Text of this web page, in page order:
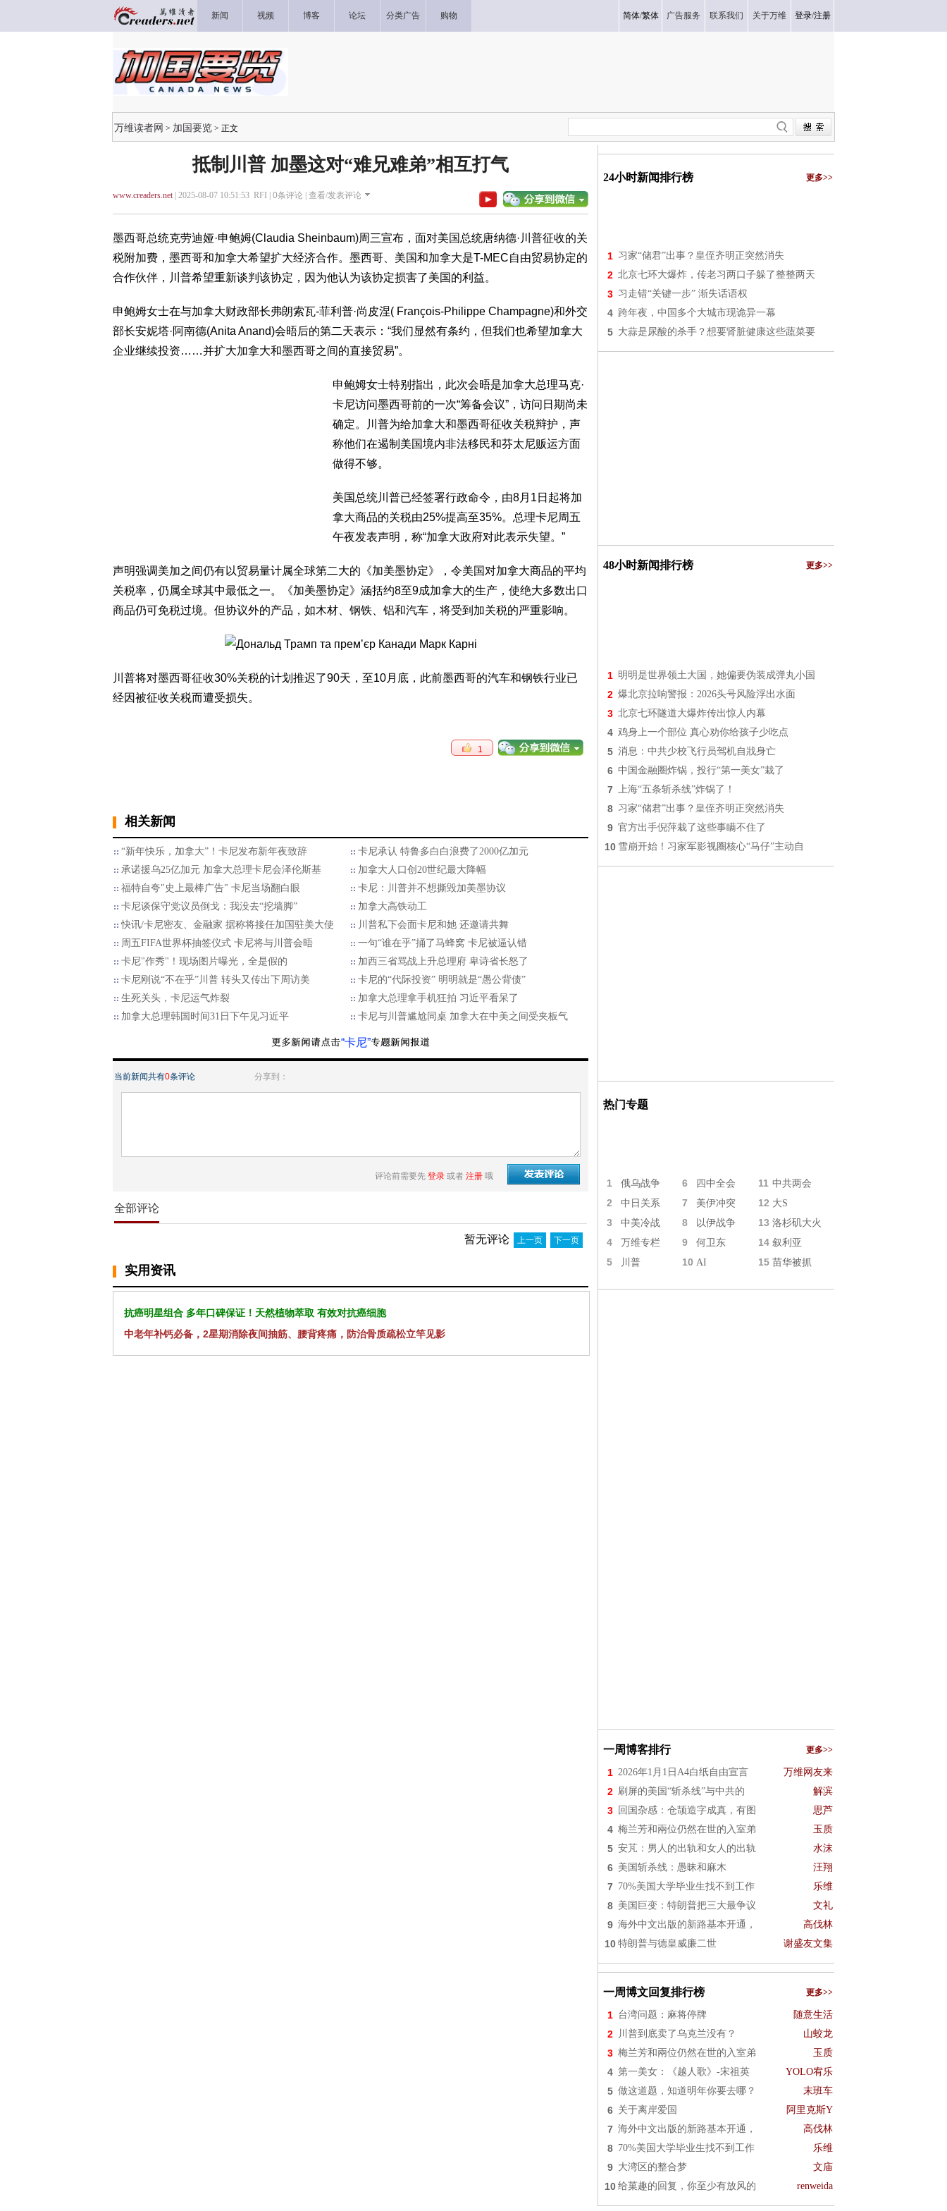
新闻 视频 博客 论坛 分类广告 购物 简体/繁体 广告服务 联系我们 关于万维 登录/注册
万维读者网 > 加国要览 > 正文
抵制川普 加墨这对“难兄难弟”相互打气
www.creaders.net| 2025-08-07 10:51:53 RFI | 0条评论 | 查看/发表评论
墨西哥总统克劳迪娅·申鲍姆(Claudia Sheinbaum)周三宣布，面对美国总统唐纳德·川普征收的关
税附加费，墨西哥和加拿大希望扩大经济合作。墨西哥、美国和加拿大是T-MEC自由贸易协定的
合作伙伴，川普希望重新谈判该协定，因为他认为该协定损害了美国的利益。
申鲍姆女士在与加拿大财政部长弗朗索瓦-菲利普·尚皮涅( François-Philippe Champagne)和外交
部长安妮塔·阿南德(Anita Anand)会晤后的第二天表示：“我们显然有条约，但我们也希望加拿大
企业继续投资……并扩大加拿大和墨西哥之间的直接贸易”。
申鲍姆女士特别指出，此次会晤是加拿大总理马克·
卡尼访问墨西哥前的一次“筹备会议”，访问日期尚未
确定。川普为给加拿大和墨西哥征收关税辩护，声
称他们在遏制美国境内非法移民和芬太尼贩运方面
做得不够。
美国总统川普已经签署行政命令，由8月1日起将加
拿大商品的关税由25%提高至35%。总理卡尼周五
午夜发表声明，称“加拿大政府对此表示失望。”
声明强调美加之间仍有以贸易量计属全球第二大的《加美墨协定》，令美国对加拿大商品的平均
关税率，仍属全球其中最低之一。《加美墨协定》涵括约8至9成加拿大的生产，使绝大多数出口
商品仍可免税过境。但协议外的产品，如木材、钢铁、铝和汽车，将受到加关税的严重影响。
川普将对墨西哥征收30%关税的计划推迟了90天，至10月底，此前墨西哥的汽车和钢铁行业已
经因被征收关税而遭受损失。
1
相关新闻
“新年快乐，加拿大”！卡尼发布新年夜致辞
卡尼承认 特鲁多白白浪费了2000亿加元
承诺援乌25亿加元 加拿大总理卡尼会泽伦斯基
加拿大人口创20世纪最大降幅
福特自夸"史上最棒广告" 卡尼当场翻白眼
卡尼：川普并不想撕毁加美墨协议
卡尼谈保守党议员倒戈：我没去“挖墙脚”
加拿大高铁动工
快讯/卡尼密友、金融家 据称将接任加国驻美大使
川普私下会面卡尼和她 还邀请共舞
周五FIFA世界杯抽签仪式 卡尼将与川普会晤
一句“谁在乎”捅了马蜂窝 卡尼被逼认错
卡尼"作秀"！现场图片曝光，全是假的
加西三省骂战上升总理府 卑诗省长怒了
卡尼刚说“不在乎”川普 转头又传出下周访美
卡尼的“代际投资” 明明就是“愚公背债”
生死关头，卡尼运气炸裂
加拿大总理拿手机狂拍 习近平看呆了
加拿大总理韩国时间31日下午见习近平
卡尼与川普尴尬同桌 加拿大在中美之间受夹板气
“卡尼”
当前新闻共有0条评论 分享到：
评论前需要先 登录 或者 注册 哦
全部评论
暂无评论 上一页 下一页
实用资讯
抗癌明星组合 多年口碑保证！天然植物萃取 有效对抗癌细胞
中老年补钙必备，2星期消除夜间抽筋、腰背疼痛，防治骨质疏松立竿见影
24小时新闻排行榜 更多>>
1 习家“储君”出事？皇侄齐明正突然消失
2 北京七环大爆炸，传老习两口子躲了整整两天
3 习走错“关键一步” 渐失话语权
4 跨年夜，中国多个大城市现诡异一幕
5 大蒜是尿酸的杀手？想要肾脏健康这些蔬菜要
48小时新闻排行榜 更多>>
1 明明是世界领土大国，她偏要伪装成弹丸小国
2 爆北京拉响警报：2026头号风险浮出水面
3 北京七环隧道大爆炸传出惊人内幕
4 鸡身上一个部位 真心劝你给孩子少吃点
5 消息：中共少校飞行员驾机自戕身亡
6 中国金融圈炸锅，投行“第一美女”栽了
7 上海“五条斩杀线”炸锅了！
8 习家“储君”出事？皇侄齐明正突然消失
9 官方出手倪萍栽了这些事瞒不住了
10 雪崩开始！习家军影视圈核心“马仔”主动自
热门专题
1 俄乌战争 6 四中全会 11 中共两会
2 中日关系 7 美伊冲突 12 大S
3 中美冷战 8 以伊战争 13 洛杉矶大火
4 万维专栏 9 何卫东 14 叙利亚
5 川普 10 AI 15 苗华被抓
一周博客排行 更多>>
1 2026年1月1日A4白纸自由宣言 万维网友来
2 刷屏的美国“斩杀线”与中共的 解滨
3 回国杂感：仓颉造字成真，有图 思芦
4 梅兰芳和兩位仍然在世的入室弟 玉质
5 安芃：男人的出轨和女人的出轨 水沫
6 美国斩杀线：愚昧和麻木 汪翔
7 70%美国大学毕业生找不到工作 乐维
8 美国巨变：特朗普把三大最争议 文礼
9 海外中文出版的新路基本开通， 高伐林
10 特朗普与德皇威廉二世 谢盛友文集
一周博文回复排行榜 更多>>
1 台湾问题：麻将停牌 随意生活
2 川普到底卖了乌克兰没有？ 山蛟龙
3 梅兰芳和兩位仍然在世的入室弟 玉质
4 第一美女：《越人歌》-宋祖英 YOLO宥乐
5 做这道题，知道明年你要去哪？ 末班车
6 关于离岸爱国 阿里克斯Y
7 海外中文出版的新路基本开通， 高伐林
8 70%美国大学毕业生找不到工作 乐维
9 大湾区的整合梦 文庙
10 给菓趣的回复，你至少有放风的 renweida